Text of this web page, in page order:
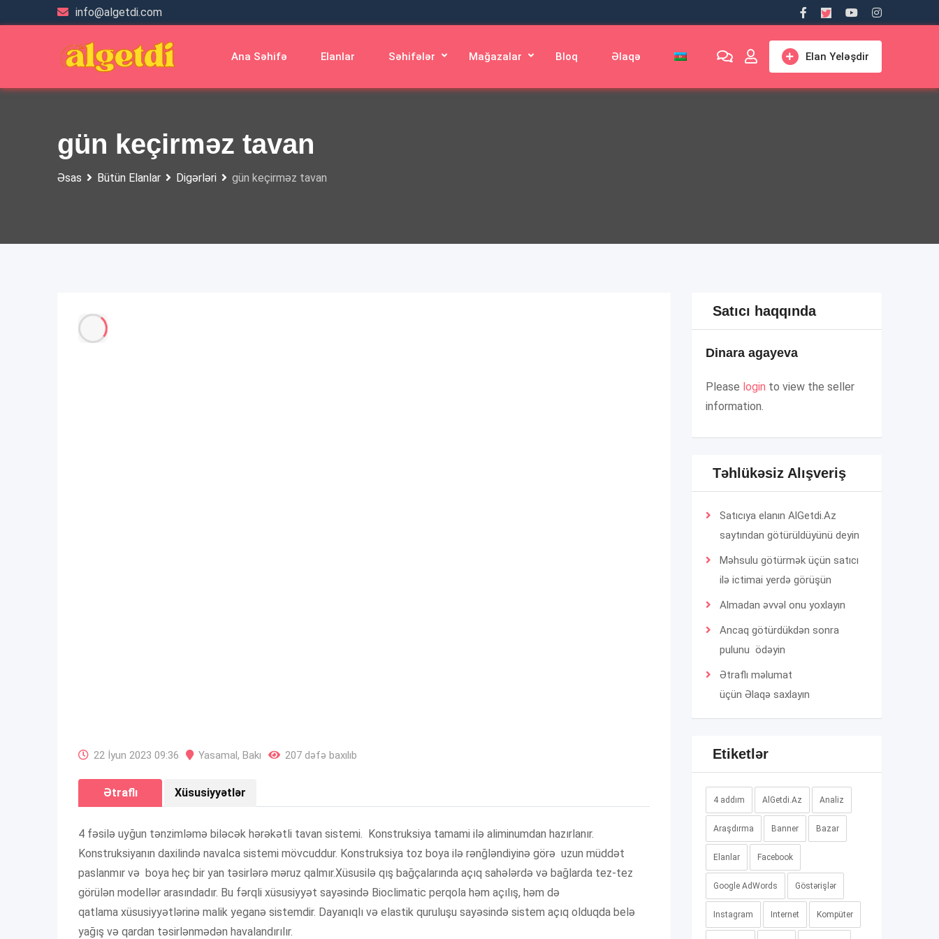
to
info@algetdi.com
Elan Yeləşdir
Ana Səhifə Elanlar Səhifələr Mağazalar Bloq Əlaqə
gün keçirməz tavan
Əsas Bütün Elanlar Digərləri gün keçirməz tavan
22 İyun 2023 09:36 Yasamal, Bakı 207 dəfə baxılıb
Ətraflı Xüsusiyyətlər
4 fəsilə uyğun tənzimləmə biləcək hərəkətli tavan sistemi. Konstruksiya tamami ilə aliminumdan hazırlanır.
Konstruksiyanın daxilində navalca sistemi mövcuddur. Konstruksiya toz boya ilə rənğləndiyinə görə uzun müddət
paslanmır və boya heç bir yan təsirlərə məruz qalmır.Xüsusilə qış bağçalarında açıq sahələrdə və bağlarda tez-tez
görülən modellər arasındadır. Bu fərqli xüsusiyyət sayəsində Bioclimatic perqola həm açılış, həm də
qatlama xüsusiyyətlərinə malik yeganə sistemdir. Dayanıqlı və elastik quruluşu sayəsində sistem açıq olduqda belə
yağış və qardan təsirlənmədən havalandırılır.
Satıcı haqqında
Dinara agayeva
Please login to view the seller
information.
Təhlükəsiz Alışveriş
Satıcıya elanın AlGetdi.Az
saytından götürüldüyünü deyin
Məhsulu götürmək üçün satıcı
ilə ictimai yerdə görüşün
Almadan əvvəl onu yoxlayın
Ancaq götürdükdən sonra
pulunu ödəyin
Ətraflı məlumat
üçün Əlaqə saxlayın
Etiketlər
4 addım AlGetdi.Az Analiz
Araşdırma Banner Bazar
Elanlar Facebook
Google AdWords Göstərişlər
Instagram Internet Kompüter